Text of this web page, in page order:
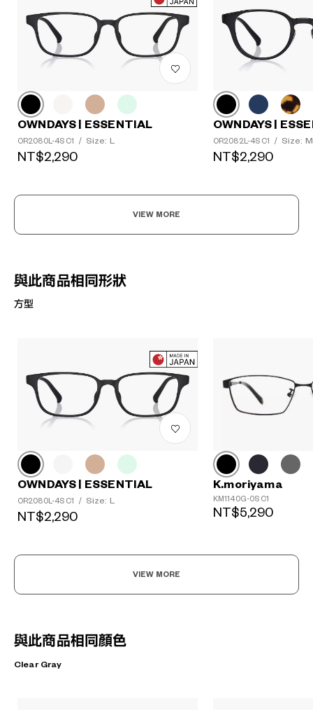
OWNDAYS | ESSENTIAL
OR2080L-4S C1 / Size: L
NT$2,290
OWNDAYS |
OR2082L-4S C1 / Size: M
NT$2,290
VIEW MORE
與此商品相同形狀
方型
OWNDAYS | ESSENTIAL
OR2080L-4S C1 / Size: L
NT$2,290
K.moriyama
KM1140G-0S C1
NT$5,290
VIEW MORE
與此商品相同顏色
Clear Gray